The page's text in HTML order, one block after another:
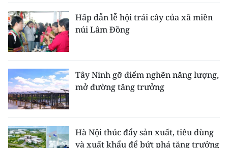
Hấp dẫn lễ hội trái cây của xã miền
núi Lâm Đồng
Tây Ninh gỡ điểm nghẽn năng lượng,
mở đường tăng trưởng
Hà Nội thúc đẩy sản xuất, tiêu dùng
và xuất khẩu để bứt phá tăng trưởng